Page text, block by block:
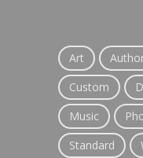
Art
Custom
Music
Standard